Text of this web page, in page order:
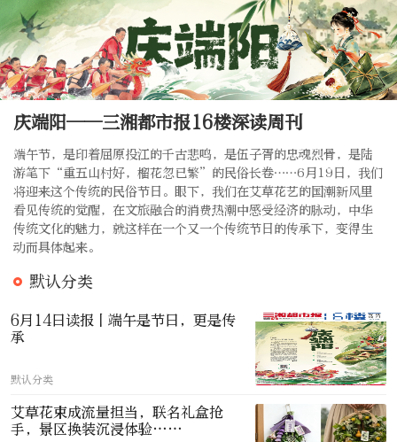
庆端阳——三湘都市报16楼深读周刊
端午节，是印着屈原投江的千古悲鸣，是伍子胥的忠魂烈骨，是陆
游笔下“重五山村好，榴花忽已繁”的民俗长卷……6月19日，我们
将迎来这个传统的民俗节日。眼下，我们在艾草花艺的国潮新风里
看见传统的觉醒，在文旅融合的消费热潮中感受经济的脉动，中华
传统文化的魅力，就这样在一个又一个传统节日的传承下，变得生
动而具体起来。
默认分类
6月14日读报丨端午是节日，更是传
承
默认分类
艾草花束成流量担当，联名礼盒抢
手，景区换装沉浸体验……